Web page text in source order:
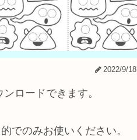
2022/9/18
ロードできます。
でのみお使いください。